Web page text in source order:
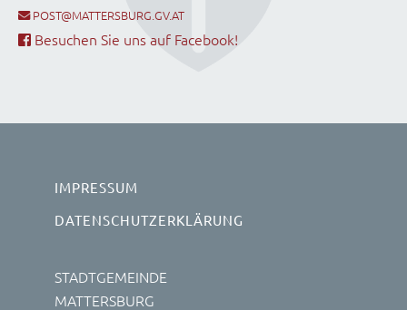
POST@MATTERSBURG.GV.AT
Besuchen Sie uns auf Facebook!
IMPRESSUM
DATENSCHUTZERKLÄRUNG
STADTGEMEINDE
MATTERSBURG